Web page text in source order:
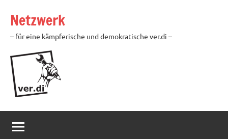
Inhalt
springen
Netzwerk
– für eine kämpferische und demokratische ver.di –